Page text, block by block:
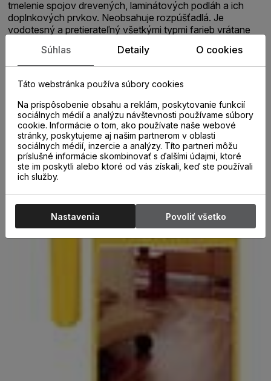
tmelenie spojov drevených, laminátových podláh a ich
doplnkových prvkov. Neobsahuje rozpúšťadlá. Je
vodotesný a pretierateľný všetkými typmi farieb vrátane
PRODUKTU - jednoduchá aplikácia - farebne stály, vode
odolný po vytvrdnutí - veľmi dobrá priľnavosť na porézne
materiály - pretierateľný podlahovými lakmi PRÍKLADY
POUŽITIA - tmelenie spojov s pohybom do 15% - spoje
obvodových podlahových líšt - tmelenie spojov medzi
drevenými parketami (mozaikové aj veľkoplošné) -
spojovací tmel medzi prvkami drevených podláh a stenami
PRACOVNÝ POSTUP Pracovný postup nájdete v
technickom liste
Súhlas Detaily O cookies
Táto webstránka používa súbory cookies
Na prispôsobenie obsahu a reklám, poskytovanie funkcií
sociálnych médií a analýzu návštevnosti používame súbory
cookie. Informácie o tom, ako používate naše webové
stránky, poskytujeme aj našim partnerom v oblasti
sociálnych médií, inzercie a analýzy. Títo partneri môžu
príslušné informácie skombinovať s ďalšími údajmi, ktoré
ste im poskytli alebo ktoré od vás získali, keď ste používali
ich služby.
Nastavenia Povoliť všetko